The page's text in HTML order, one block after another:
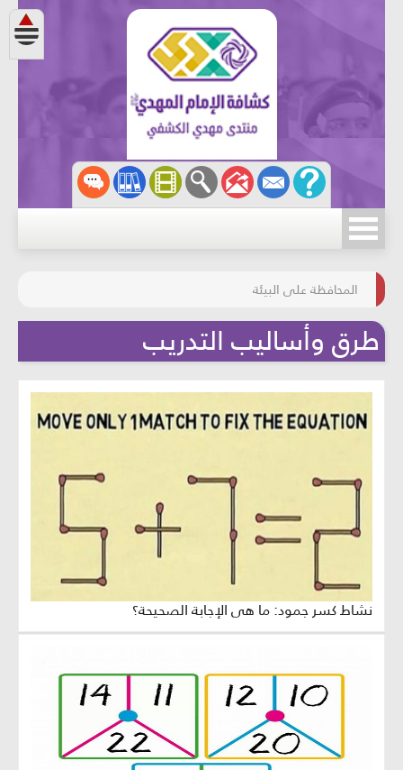
مسابقة الركب الحسينيّ
المحافظة على البيئة
طرق وأساليب التدريب
نشاط كسر جمود: ما هي الإجابة الصحيحة؟